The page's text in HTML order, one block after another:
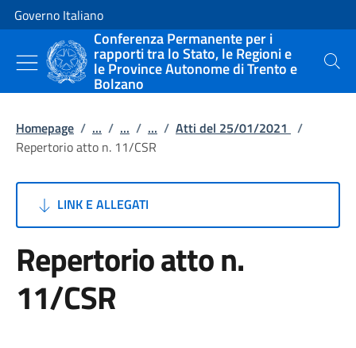
Vai al contenuto
Vai alla navigazione del sito
Governo Italiano
Conferenza Permanente per i
rapporti tra lo Stato, le Regioni e
le Province Autonome di Trento e
Bolzano
Cerca
Homepage / ... / ... / ... / Atti del 25/01/2021 /
Repertorio atto n. 11/CSR
LINK E ALLEGATI
Repertorio atto n.
11/CSR